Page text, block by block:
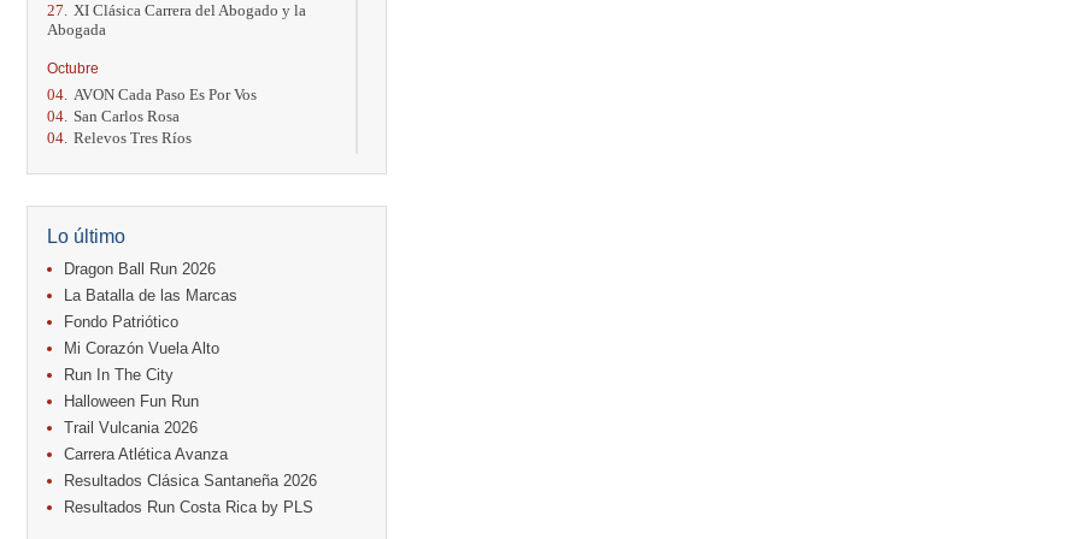
27.
XI Clásica Carrera del Abogado y la
Abogada
Octubre
04. AVON Cada Paso Es Por Vos
04. San Carlos Rosa
04. Relevos Tres Ríos
17. Caribe Paradise Run
Casa Turire Trail Run
18. Warriors Run Circuit
18. Samsung Jacó Beach Half Marathon
2026
25. Run Alajuela
31. Halloween Fun Run
Entre Pan y Rosas
Diciembre
06. Trail Vulcania 2026
Lo último
Dragon Ball Run 2026
La Batalla de las Marcas
Fondo Patriótico
Mi Corazón Vuela Alto
Run In The City
Halloween Fun Run
Trail Vulcania 2026
Carrera Atlética Avanza
Resultados Clásica Santaneña 2026
Resultados Run Costa Rica by PLS